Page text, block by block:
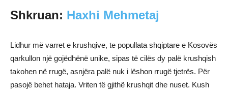
Shkruan: Haxhi Mehmetaj
Lidhur më varret e krushqive, te popullata shqiptare e Kosovës
qarkullon një gojëdhënë unike, sipas të cilës dy palë krushqish
takohen në rrugë, asnjëra palë nuk i lëshon rrugë tjetrës. Për
pasojë behet hataja. Vriten të gjithë krushqit dhe nuset. Kush